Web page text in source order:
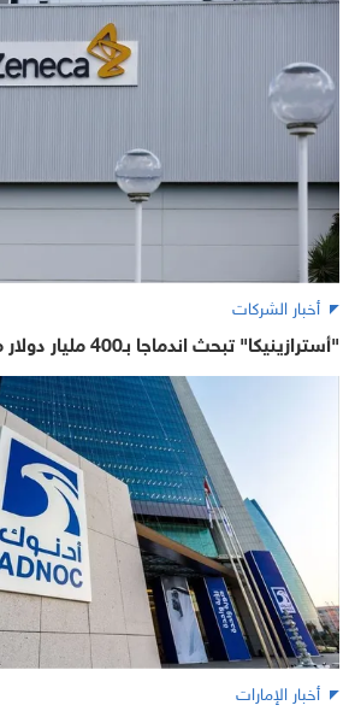
أخبار الشركات
"أسترازينيكا" تبحث اندماجا بـ400 مليار دولار مع شركة أميركية
أخبار الإمارات